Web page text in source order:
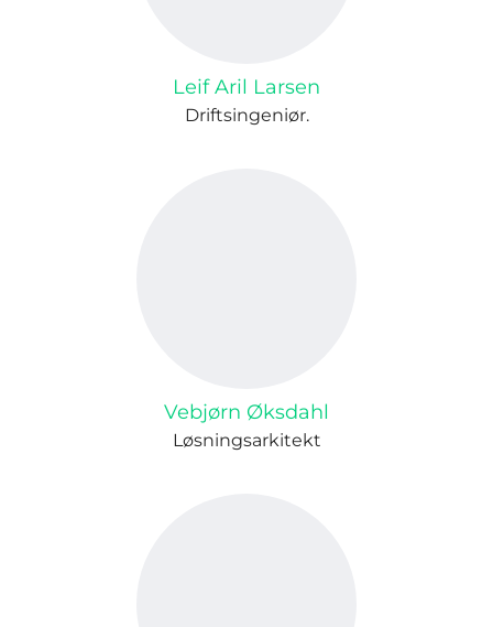
Leif Aril Larsen
Driftsingeniør.
Vebjørn Øksdahl
Løsningsarkitekt